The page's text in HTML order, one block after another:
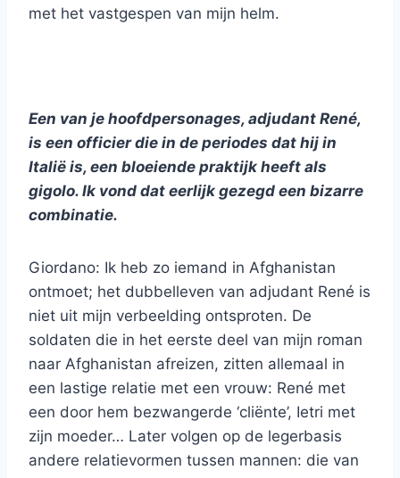
met het vastgespen van mijn helm.
Een van je hoofdpersonages, adjudant René,
is een officier die in de periodes dat hij in
Italië is, een bloeiende praktijk heeft als
gigolo. Ik vond dat eerlijk gezegd een bizarre
combinatie.
Giordano: Ik heb zo iemand in Afghanistan
ontmoet; het dubbelleven van adjudant René is
niet uit mijn verbeelding ontsproten. De
soldaten die in het eerste deel van mijn roman
naar Afghanistan afreizen, zitten allemaal in
een lastige relatie met een vrouw: René met
een door hem bezwangerde ‘cliënte’, Ietri met
zijn moeder… Later volgen op de legerbasis
andere relatievormen tussen mannen: die van